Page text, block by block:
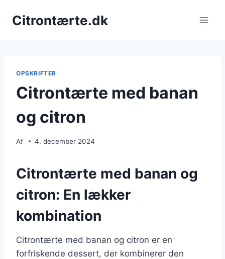
Citrontærte.dk
OPSKRIFTER
Citrontærte med banan
og citron
Af 4. december 2024
Citrontærte med banan og
citron: En lækker
kombination
Citrontærte med banan og citron er en
forfriskende dessert, der kombinerer den